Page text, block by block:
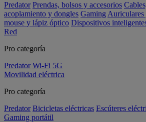
Predator Prendas, bolsos y accesorios
acoplamiento y dongles Gaming
mouse y lápiz óptico Dispositivos
Red
Pro categoría
Predator Wi-Fi 5G
Movilidad eléctrica
Pro categoría
Predator Bicicletas eléctricas Escúteres
Gaming portátil